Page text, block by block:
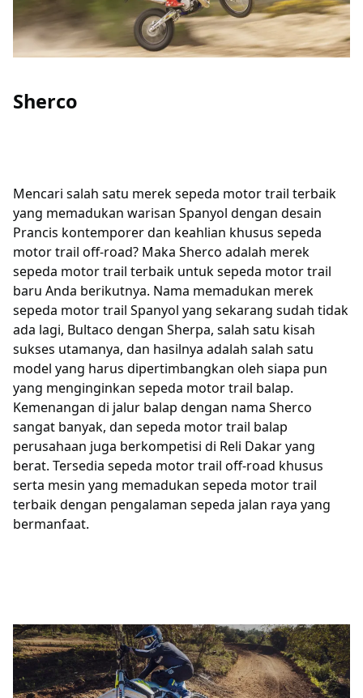
Sherco
Mencari salah satu merek sepeda motor trail terbaik
yang memadukan warisan Spanyol dengan desain
Prancis kontemporer dan keahlian khusus sepeda
motor trail off-road? Maka Sherco adalah merek
sepeda motor trail terbaik untuk sepeda motor trail
baru Anda berikutnya. Nama memadukan merek
sepeda motor trail Spanyol yang sekarang sudah tidak
ada lagi, Bultaco dengan Sherpa, salah satu kisah
sukses utamanya, dan hasilnya adalah salah satu
model yang harus dipertimbangkan oleh siapa pun
yang menginginkan sepeda motor trail balap.
Kemenangan di jalur balap dengan nama Sherco
sangat banyak, dan sepeda motor trail balap
perusahaan juga berkompetisi di Reli Dakar yang
berat. Tersedia sepeda motor trail off-road khusus
serta mesin yang memadukan sepeda motor trail
terbaik dengan pengalaman sepeda jalan raya yang
bermanfaat.